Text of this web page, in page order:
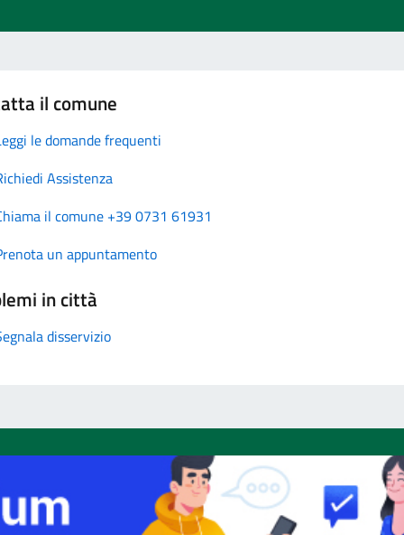
il comune
le domande frequenti
Assistenza
il comune +39 0731 61931
un appuntamento
in città
disservizio